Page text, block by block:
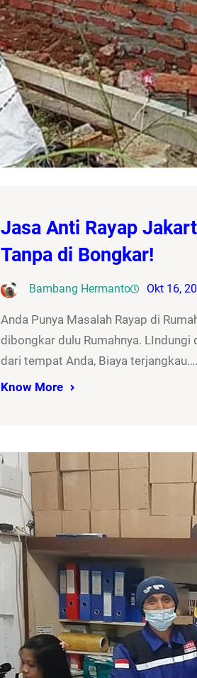
Jasa Anti Rayap
Tanpa di Bongkar!
Bambang Hermanto Okt 16,
Anda Punya Masalah Rayap di
dibongkar dulu Rumahnya. LIndungi
dari tempat Anda, Biaya terjangkau….
Know More